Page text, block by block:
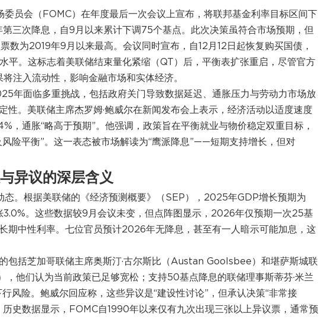
员会（FOMC）在年度最后一次会议上宣布，将联邦基金利率目标区间下
三次降息，自9月以来累计下调75个基点。此次决策虽符合市场预期，但
数为2019年9月以来最高。会议同时宣布，自12月12日起恢复购买国债，
平。这标志着美联储结束量化紧缩（QT）后，平衡表扩张重启，尽管官方
注入流动性，影响金融市场和实体经济。
年面临多重挑战，包括政府关门导致数据延迟、通胀压力与劳动力市场放
性。美联储主席杰罗姆·鲍威尔在新闻发布会上表示，经济活动以适度速度
，通胀“略高于预期”。他强调，政策旨在平衡就业与物价稳定双重目标，
险平衡”。这一表态被市场解读为“鹰派降息”——短期支持增长，但对
异议的深层含义
。根据美联储的《经济预测概要》（SEP），2025年GDP增长预期为
3.0%。这些数据较9月会议未变，但点阵图显示，2026年仅预期一次25基
期中性利率。七位官员预计2026年无降息，甚至有一人暗示可能加息，这
包括芝加哥联储主席奥斯汀·古尔斯比（Austan Goolsbee）和堪萨斯城联
他们认为当前政策已足够宽松；支持50基点降息的联储理事斯蒂芬·米兰
风险。鲍威尔回应称，这些异议是“建设性讨论”，但承认决策“非常接
史数据显示，FOMC自1990年以来仅有九次出现三张以上异议票，通常预